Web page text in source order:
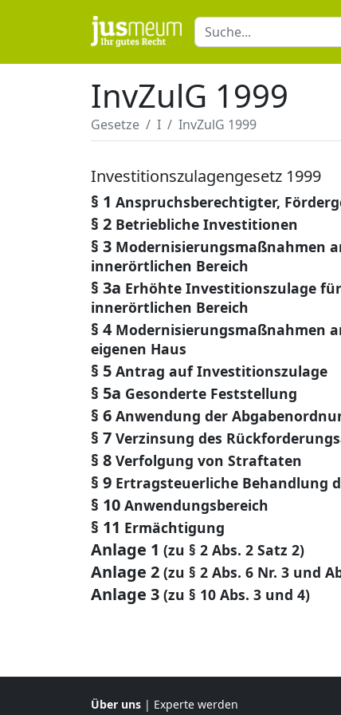
InvZulG 1999
Gesetze I InvZulG 1999
Investitionszulagengesetz 1999
§ 1 Anspruchsberechtigter,
§ 2 Betriebliche Investitionen
§ 3 Modernisierungsmaßnahmen
innerörtlichen Bereich
§ 3a Erhöhte Investitionszulage
innerörtlichen Bereich
§ 4 Modernisierungsmaßnahmen
eigenen Haus
§ 5 Antrag auf Investitionszulage
§ 5a Gesonderte Feststellung
§ 6 Anwendung der
§ 7 Verzinsung des
§ 8 Verfolgung von Straftaten
§ 9 Ertragsteuerliche Behandlung
§ 10 Anwendungsbereich
§ 11 Ermächtigung
Anlage 1 (zu § 2 Abs. 2 Satz 2)
Anlage 2 (zu § 2 Abs. 6 Nr. 3 und
Anlage 3 (zu § 10 Abs. 3 und 4)
Über uns | Experte werden